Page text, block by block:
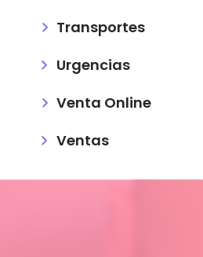
Transportes
Urgencias
Venta Online
Ventas